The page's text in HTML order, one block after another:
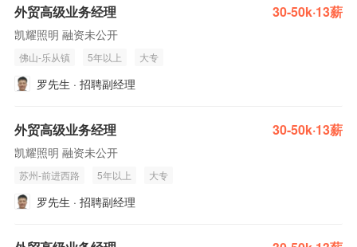
外贸高级业务经理 30-50k·13薪
凯耀照明 融资未公开
佛山-乐从镇 5年以上 大专
罗先生 · 招聘副经理
外贸高级业务经理 30-50k·13薪
凯耀照明 融资未公开
苏州-前进西路 5年以上 大专
罗先生 · 招聘副经理